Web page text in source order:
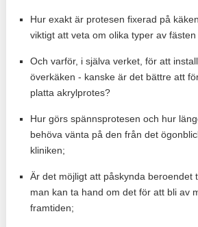
Hur exakt är protesen fixerad på
viktigt att veta om olika typer av fästen
Och varför, i själva verket, för att
överkäken - kanske är det bättre att
platta akrylprotes?
Hur görs spännsprotesen och hur
behöva vänta på den från det
kliniken;
Är det möjligt att påskynda beroendet
man kan ta hand om det för att bli av
framtiden;